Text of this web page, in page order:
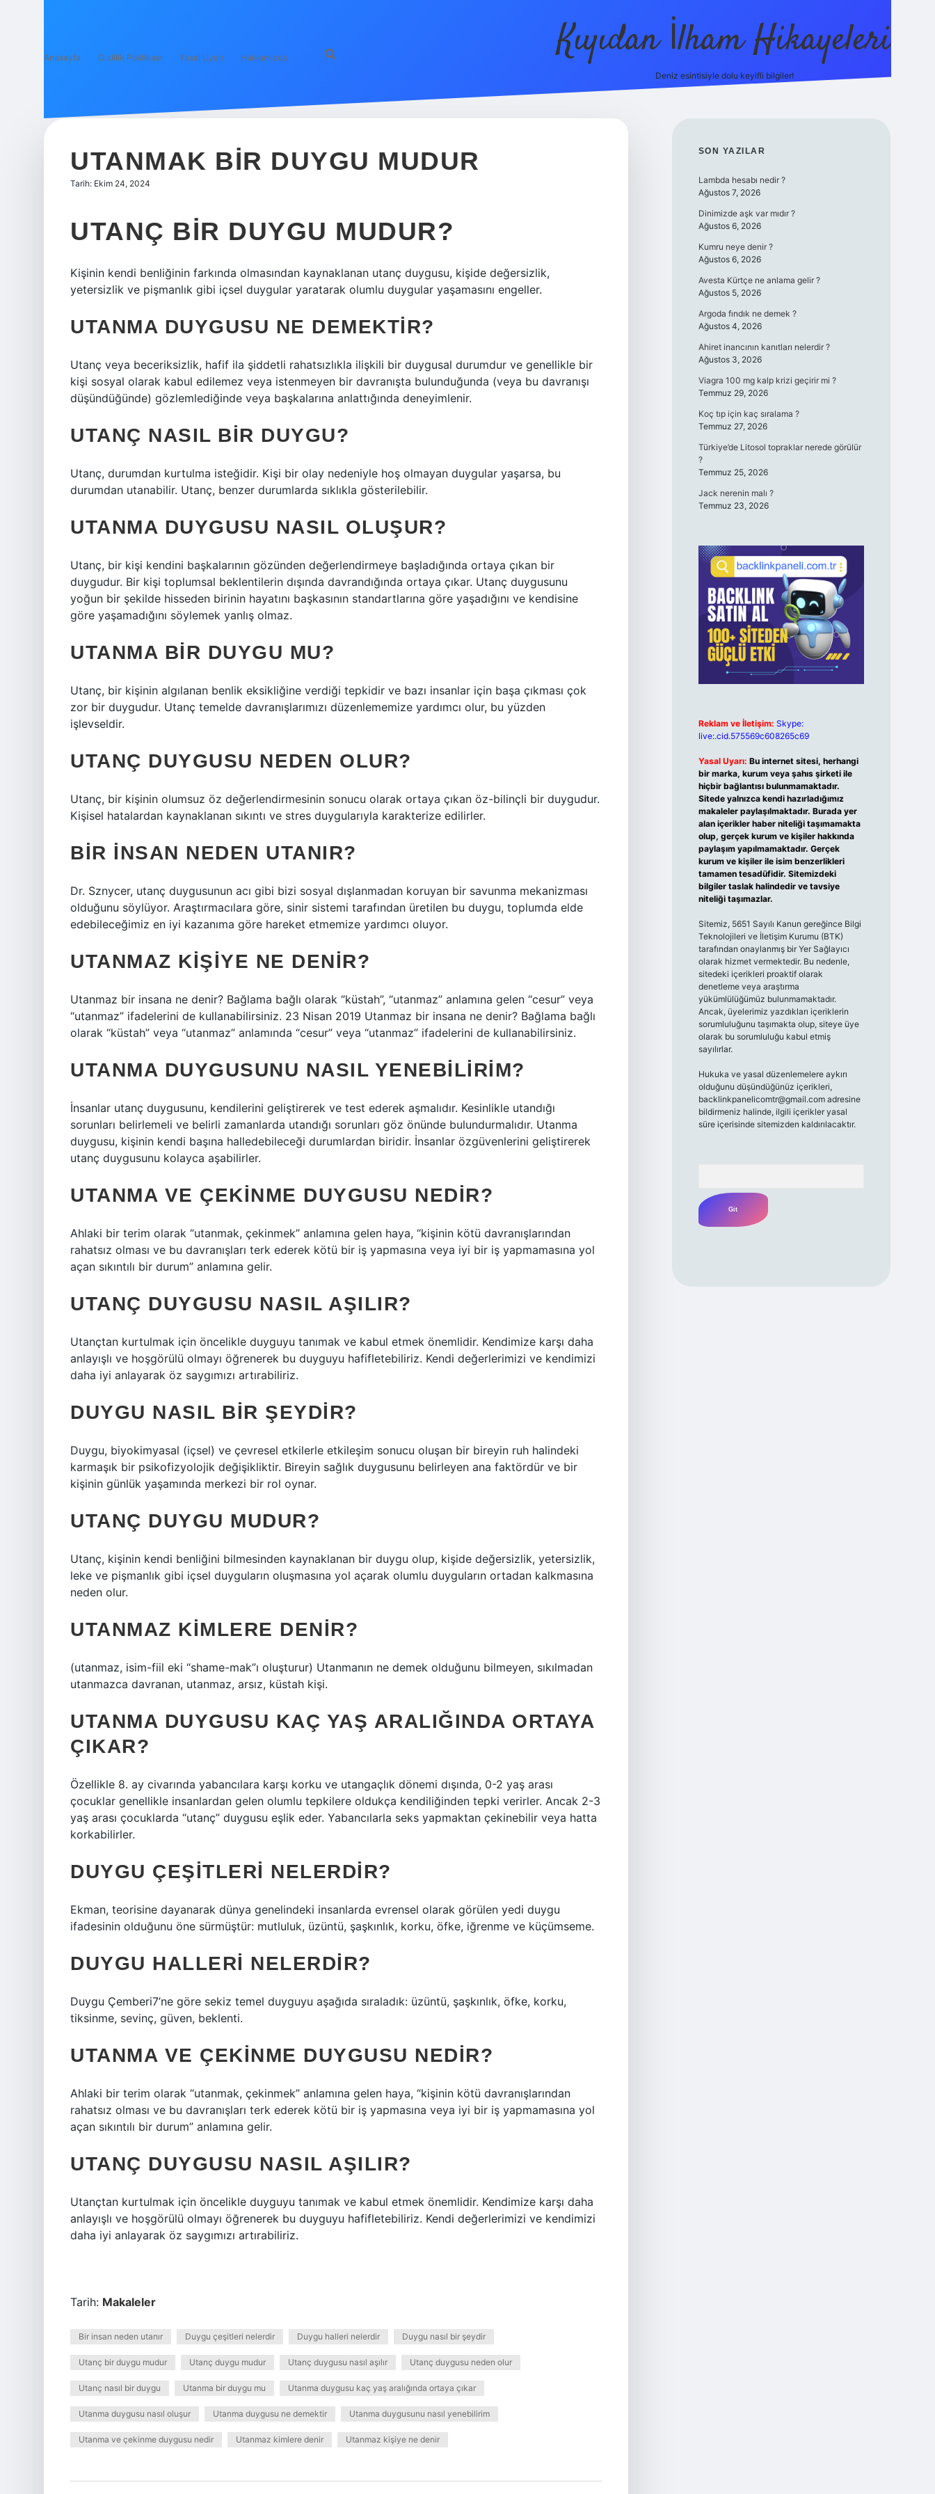
Anasayfa Gizlilik Politikası Yasal Uyarı Hakkımızda Kıyıdan İlham Hikayeleri
Deniz esintisiyle dolu keyifli bilgiler!
UTANMAK BIR DUYGU MUDUR
Tarih: Ekim 24, 2024
UTANÇ BIR DUYGU MUDUR?
Kişinin kendi benliğinin farkında olmasından kaynaklanan utanç duygusu, kişide değersizlik,
yetersizlik ve pişmanlık gibi içsel duygular yaratarak olumlu duygular yaşamasını engeller.
UTANMA DUYGUSU NE DEMEKTIR?
Utanç veya beceriksizlik, hafif ila şiddetli rahatsızlıkla ilişkili bir duygusal durumdur ve genellikle bir
kişi sosyal olarak kabul edilemez veya istenmeyen bir davranışta bulunduğunda (veya bu davranışı
düşündüğünde) gözlemlediğinde veya başkalarına anlattığında deneyimlenir.
UTANÇ NASIL BIR DUYGU?
Utanç, durumdan kurtulma isteğidir. Kişi bir olay nedeniyle hoş olmayan duygular yaşarsa, bu
durumdan utanabilir. Utanç, benzer durumlarda sıklıkla gösterilebilir.
UTANMA DUYGUSU NASIL OLUŞUR?
Utanç, bir kişi kendini başkalarının gözünden değerlendirmeye başladığında ortaya çıkan bir
duygudur. Bir kişi toplumsal beklentilerin dışında davrandığında ortaya çıkar. Utanç duygusunu
yoğun bir şekilde hisseden birinin hayatını başkasının standartlarına göre yaşadığını ve kendisine
göre yaşamadığını söylemek yanlış olmaz.
UTANMA BIR DUYGU MU?
Utanç, bir kişinin algılanan benlik eksikliğine verdiği tepkidir ve bazı insanlar için başa çıkması çok
zor bir duygudur. Utanç temelde davranışlarımızı düzenlememize yardımcı olur, bu yüzden
işlevseldir.
UTANÇ DUYGUSU NEDEN OLUR?
Utanç, bir kişinin olumsuz öz değerlendirmesinin sonucu olarak ortaya çıkan öz-bilinçli bir duygudur.
Kişisel hatalardan kaynaklanan sıkıntı ve stres duygularıyla karakterize edilirler.
BIR INSAN NEDEN UTANIR?
Dr. Sznycer, utanç duygusunun acı gibi bizi sosyal dışlanmadan koruyan bir savunma mekanizması
olduğunu söylüyor. Araştırmacılara göre, sinir sistemi tarafından üretilen bu duygu, toplumda elde
edebileceğimiz en iyi kazanıma göre hareket etmemize yardımcı oluyor.
UTANMAZ KIŞIYE NE DENIR?
Utanmaz bir insana ne denir? Bağlama bağlı olarak “küstah”, “utanmaz” anlamına gelen “cesur” veya
“utanmaz” ifadelerini de kullanabilirsiniz. 23 Nisan 2019 Utanmaz bir insana ne denir? Bağlama bağlı
olarak “küstah” veya “utanmaz” anlamında “cesur” veya “utanmaz” ifadelerini de kullanabilirsiniz.
UTANMA DUYGUSUNU NASIL YENEBILIRIM?
İnsanlar utanç duygusunu, kendilerini geliştirerek ve test ederek aşmalıdır. Kesinlikle utandığı
sorunları belirlemeli ve belirli zamanlarda utandığı sorunları göz önünde bulundurmalıdır. Utanma
duygusu, kişinin kendi başına halledebileceği durumlardan biridir. İnsanlar özgüvenlerini geliştirerek
utanç duygusunu kolayca aşabilirler.
UTANMA VE ÇEKINME DUYGUSU NEDIR?
Ahlaki bir terim olarak “utanmak, çekinmek” anlamına gelen haya, “kişinin kötü davranışlarından
rahatsız olması ve bu davranışları terk ederek kötü bir iş yapmasına veya iyi bir iş yapmamasına yol
açan sıkıntılı bir durum” anlamına gelir.
UTANÇ DUYGUSU NASIL AŞILIR?
Utançtan kurtulmak için öncelikle duyguyu tanımak ve kabul etmek önemlidir. Kendimize karşı daha
anlayışlı ve hoşgörülü olmayı öğrenerek bu duyguyu hafifletebiliriz. Kendi değerlerimizi ve kendimizi
daha iyi anlayarak öz saygımızı artırabiliriz.
DUYGU NASIL BIR ŞEYDIR?
Duygu, biyokimyasal (içsel) ve çevresel etkilerle etkileşim sonucu oluşan bir bireyin ruh halindeki
karmaşık bir psikofizyolojik değişikliktir. Bireyin sağlık duygusunu belirleyen ana faktördür ve bir
kişinin günlük yaşamında merkezi bir rol oynar.
UTANÇ DUYGU MUDUR?
Utanç, kişinin kendi benliğini bilmesinden kaynaklanan bir duygu olup, kişide değersizlik, yetersizlik,
leke ve pişmanlık gibi içsel duyguların oluşmasına yol açarak olumlu duyguların ortadan kalkmasına
neden olur.
UTANMAZ KIMLERE DENIR?
(utanmaz, isim-fiil eki “shame-mak”ı oluşturur) Utanmanın ne demek olduğunu bilmeyen, sıkılmadan
utanmazca davranan, utanmaz, arsız, küstah kişi.
UTANMA DUYGUSU KAÇ YAŞ ARALIĞINDA ORTAYA
ÇIKAR?
Özellikle 8. ay civarında yabancılara karşı korku ve utangaçlık dönemi dışında, 0-2 yaş arası
çocuklar genellikle insanlardan gelen olumlu tepkilere oldukça kendiliğinden tepki verirler. Ancak 2-3
yaş arası çocuklarda “utanç” duygusu eşlik eder. Yabancılarla seks yapmaktan çekinebilir veya hatta
korkabilirler.
DUYGU ÇEŞITLERI NELERDIR?
Ekman, teorisine dayanarak dünya genelindeki insanlarda evrensel olarak görülen yedi duygu
ifadesinin olduğunu öne sürmüştür: mutluluk, üzüntü, şaşkınlık, korku, öfke, iğrenme ve küçümseme.
DUYGU HALLERI NELERDIR?
Duygu Çemberi7’ne göre sekiz temel duyguyu aşağıda sıraladık: üzüntü, şaşkınlık, öfke, korku,
tiksinme, sevinç, güven, beklenti.
UTANMA VE ÇEKINME DUYGUSU NEDIR?
Ahlaki bir terim olarak “utanmak, çekinmek” anlamına gelen haya, “kişinin kötü davranışlarından
rahatsız olması ve bu davranışları terk ederek kötü bir iş yapmasına veya iyi bir iş yapmamasına yol
açan sıkıntılı bir durum” anlamına gelir.
UTANÇ DUYGUSU NASIL AŞILIR?
Utançtan kurtulmak için öncelikle duyguyu tanımak ve kabul etmek önemlidir. Kendimize karşı daha
anlayışlı ve hoşgörülü olmayı öğrenerek bu duyguyu hafifletebiliriz. Kendi değerlerimizi ve kendimizi
daha iyi anlayarak öz saygımızı artırabiliriz.
Tarih: Makaleler
Bir insan neden utanır Duygu çeşitleri nelerdir Duygu halleri nelerdir Duygu nasıl bir şeydir
Utanç bir duygu mudur Utanç duygu mudur Utanç duygusu nasıl aşılır Utanç duygusu neden olur
Utanç nasıl bir duygu Utanma bir duygu mu Utanma duygusu kaç yaş aralığında ortaya çıkar
Utanma duygusu nasıl oluşur Utanma duygusu ne demektir Utanma duygusunu nasıl yenebilirim
Utanma ve çekinme duygusu nedir Utanmaz kimlere denir Utanmaz kişiye ne denir
SIDEBAR
SON YAZILAR
Lambda hesabı nedir ?
Ağustos 7, 2026
Dinimizde aşk var mıdır ?
Ağustos 6, 2026
Kumru neye denir ?
Ağustos 6, 2026
Avesta Kürtçe ne anlama gelir ?
Ağustos 5, 2026
Argoda fındık ne demek ?
Ağustos 4, 2026
Ahiret inancının kanıtları nelerdir ?
Ağustos 3, 2026
Viagra 100 mg kalp krizi geçirir mi ?
Temmuz 29, 2026
Koç tıp için kaç sıralama ?
Temmuz 27, 2026
Türkiye’de Litosol topraklar nerede görülür
?
Temmuz 25, 2026
Jack nerenin malı ?
Temmuz 23, 2026
Reklam ve İletişim: Skype:
live:.cid.575569c608265c69
Yasal Uyarı: Bu internet sitesi, herhangi
bir marka, kurum veya şahıs şirketi ile
hiçbir bağlantısı bulunmamaktadır.
Sitede yalnızca kendi hazırladığımız
makaleler paylaşılmaktadır. Burada yer
alan içerikler haber niteliği taşımamakta
olup, gerçek kurum ve kişiler hakkında
paylaşım yapılmamaktadır. Gerçek
kurum ve kişiler ile isim benzerlikleri
tamamen tesadüfidir. Sitemizdeki
bilgiler taslak halindedir ve tavsiye
niteliği taşımazlar.
Sitemiz, 5651 Sayılı Kanun gereğince Bilgi
Teknolojileri ve İletişim Kurumu (BTK)
tarafından onaylanmış bir Yer Sağlayıcı
olarak hizmet vermektedir. Bu nedenle,
sitedeki içerikleri proaktif olarak
denetleme veya araştırma
yükümlülüğümüz bulunmamaktadır.
Ancak, üyelerimiz yazdıkları içeriklerin
sorumluluğunu taşımakta olup, siteye üye
olarak bu sorumluluğu kabul etmiş
sayılırlar.
Hukuka ve yasal düzenlemelere aykırı
olduğunu düşündüğünüz içerikleri,
backlinkpanelicomtr@gmail.comadresine
bildirmeniz halinde, ilgili içerikler yasal
süre içerisinde sitemizden kaldırılacaktır.